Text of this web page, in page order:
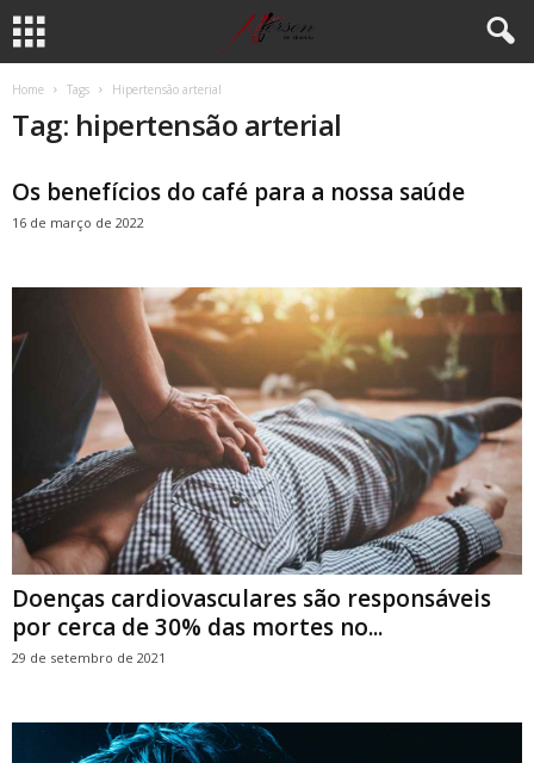
Home Tags Hipertensão arterial
Tag: hipertensão arterial
Os benefícios do café para a nossa saúde
16 de março de 2022
Doenças cardiovasculares são responsáveis
por cerca de 30% das mortes no...
29 de setembro de 2021